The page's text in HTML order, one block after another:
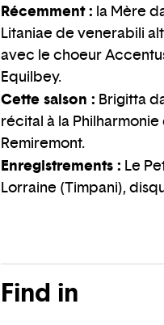
Récemment : la Mère
Litaniae de venerabili
avec le choeur
Equilbey.
Cette saison : Brigitta
récital à la
Remiremont.
Enregistrements : Le
Lorraine (Timpani),
Find in